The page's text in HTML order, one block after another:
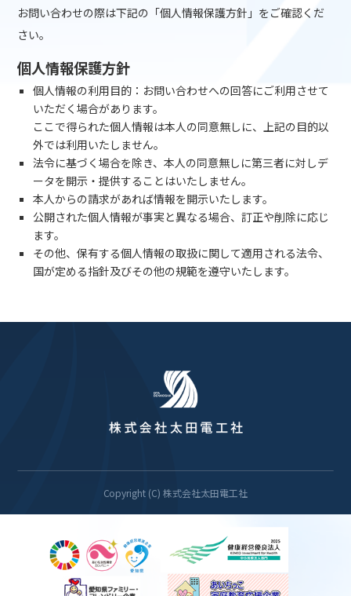
お問い合わせの際は下記の「個人情報保護方針」をご確認くだ
さい。
個人情報保護方針
個人情報の利用目的：お問い合わせへの回答にご利用させて
いただく場合があります。
ここで得られた個人情報は本人の同意無しに、上記の目的以
外では利用いたしません。
法令に基づく場合を除き、本人の同意無しに第三者に対しデ
ータを開示・提供することはいたしません。
本人からの請求があれば情報を開示いたします。
公開された個人情報が事実と異なる場合、訂正や削除に応じ
ます。
その他、保有する個人情報の取扱に関して適用される法令、
国が定める指針及びその他の規範を遵守いたします。
Copyright (C) 株式会社太田電工社